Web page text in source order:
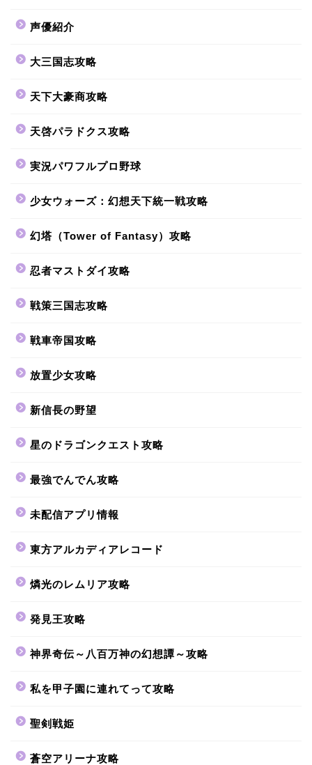
声優紹介
大三国志攻略
天下大豪商攻略
天啓パラドクス攻略
実況パワフルプロ野球
少女ウォーズ：幻想天下統一戦攻略
幻塔（Tower of Fantasy）攻略
忍者マストダイ攻略
戦策三国志攻略
戦車帝国攻略
放置少女攻略
新信長の野望
星のドラゴンクエスト攻略
最強でんでん攻略
未配信アプリ情報
東方アルカディアレコード
燐光のレムリア攻略
発見王攻略
神界奇伝～八百万神の幻想譚～攻略
私を甲子園に連れてって攻略
聖剣戦姫
蒼空アリーナ攻略